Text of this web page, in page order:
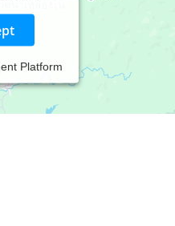
Platform